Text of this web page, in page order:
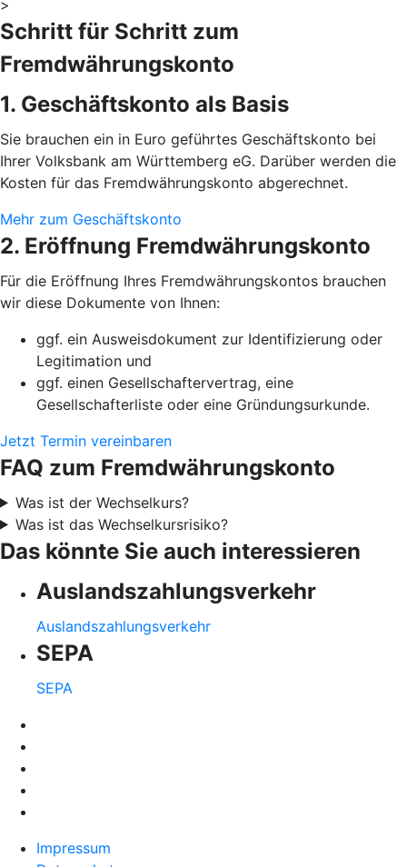
>
Schritt für Schritt zum
Fremdwährungskonto
1. Geschäftskonto als Basis
Sie brauchen ein in Euro geführtes Geschäftskonto bei
Ihrer Volksbank am Württemberg eG. Darüber werden die
Kosten für das Fremdwährungskonto abgerechnet.
Mehr zum Geschäftskonto
2. Eröffnung Fremdwährungskonto
Für die Eröffnung Ihres Fremdwährungskontos brauchen
wir diese Dokumente von Ihnen:
ggf. ein Ausweisdokument zur Identifizierung oder
Legitimation und
ggf. einen Gesellschaftervertrag, eine
Gesellschafterliste oder eine Gründungsurkunde.
Jetzt Termin vereinbaren
FAQ zum Fremdwährungskonto
Was ist der Wechselkurs?
Was ist das Wechselkursrisiko?
Das könnte Sie auch interessieren
Auslandszahlungsverkehr
Auslandszahlungsverkehr
SEPA
SEPA
Impressum